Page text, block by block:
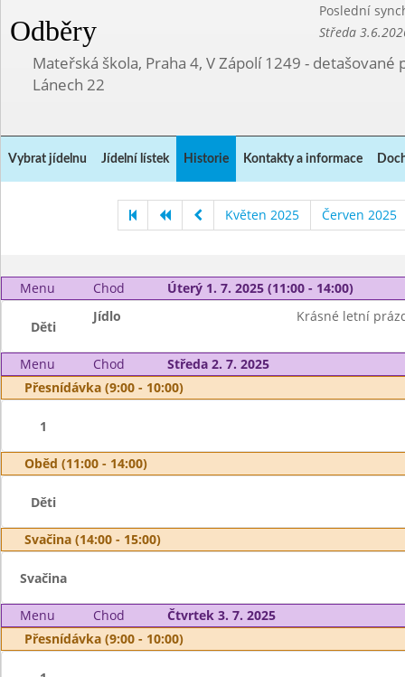
Odběry
Poslední
Středa
Mateřská škola, Praha 4, V Zápolí 1249 - detašované
Lánech 22
Vybrat jídelnu Jídelní lístek Historie Kontakty a informace
Květen 2025 Červen 2025
Menu Chod Úterý 1. 7. 2025 (11:00 - 14:00)
Děti
Jídlo Krásné letní
Menu Chod
Středa 2. 7. 2025
Přesnídávka (9:00 - 10:00)
1
Oběd (11:00 - 14:00)
Děti
Svačina (14:00 - 15:00)
Svačina
Menu Chod
Čtvrtek 3. 7. 2025
Přesnídávka (9:00 - 10:00)